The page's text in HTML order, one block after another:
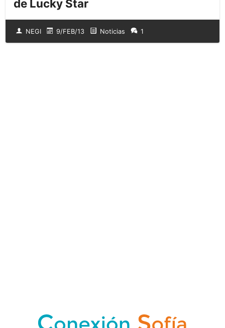
de Lucky Star
NEGI 9/FEB/13 Noticias 1